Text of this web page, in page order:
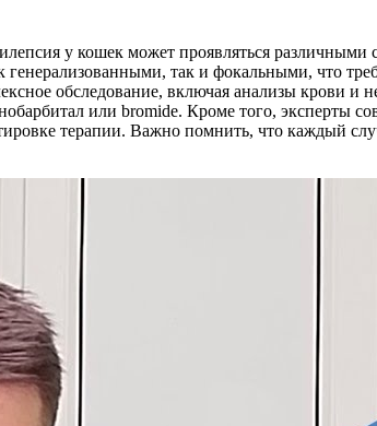
у кошек может проявляться
так и фокальными, что
обследование, включая анализы крови и
или bromide. Кроме того, эксперты
терапии. Важно помнить, что каждый